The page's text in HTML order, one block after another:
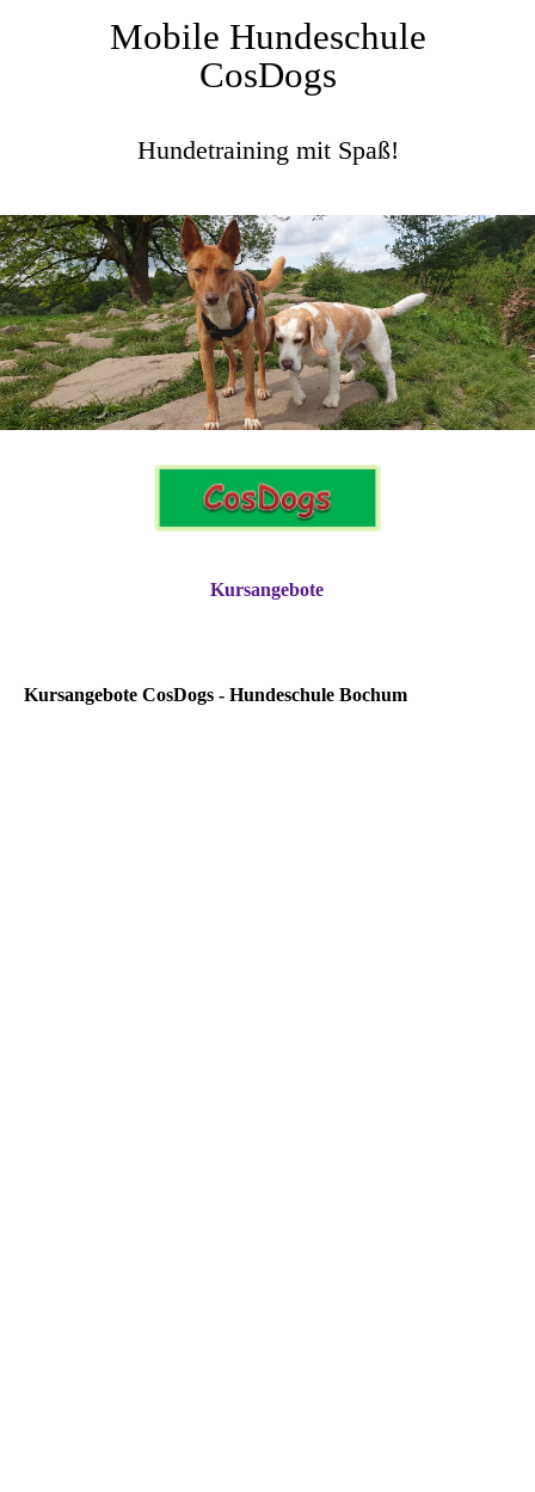
Mobile Hundeschule
CosDogs
Hundetraining mit Spaß!
Kursangebote
Kursangebote CosDogs - Hundeschule Bochum